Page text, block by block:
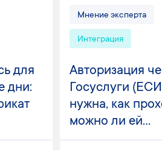
для
дни:
Мнение эксперта
Интеграция
Авторизация
Госуслуги
нужна, как
можно ли ей...